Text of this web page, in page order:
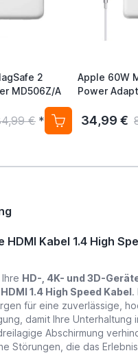
2
MD506Z/A
€ *
Apple 60W
Power
34,99 €
HDMI Kabel 1.4 High
HD-, 4K- und 3D-
1.4 High Speed Kabel.
für eine zuverlässige,
damit Ihre Unterhaltung
Abschirmung
Störungen, die das